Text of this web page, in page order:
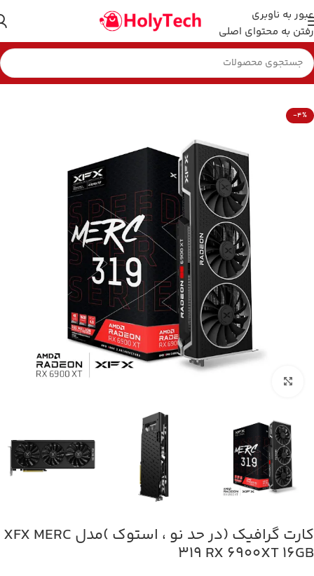
عبور به ناوبری
رفتن به محتوای اصلی
خانه کارت گرافیک
-4%
کارت گرافیک (در حد نو ، استوک )مدل XFX MERC
319 RX 6900XT 16GB